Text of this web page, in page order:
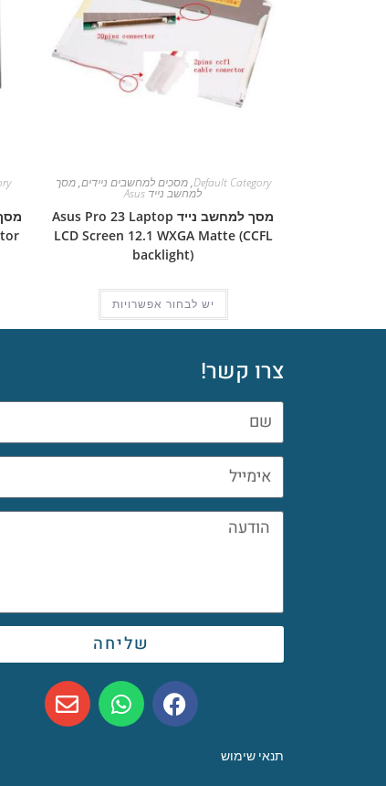
Default Category
,מסכים למחשבים ניידים,מסך
למחשב נייד Asus
מסך למחשב נייד Asus Pro 23 Laptop
LCD Screen 12.1 WXGA Matte (CCFL
backlight)
יש לבחור אפשרויות
צרו קשר!
שליחה
תנאי שימוש